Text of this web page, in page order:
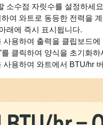
소수점 자릿수를 설정하세
하여 와트로 동등한 전력을
래에 즉시 표시됩니다.
사용하여 출력을 클립보드
를 클릭하여 양식을 초기화하
사용하여 와트에서 BTU/hr